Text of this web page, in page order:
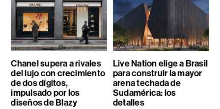
Chanel supera a rivales
del lujo con crecimiento
de dos dígitos,
impulsado por los
diseños de Blazy
Live Nation elige a Brasil
para construir la mayor
arena techada de
Sudamérica: los
detalles